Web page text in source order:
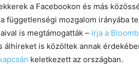
a Facebookon és más
függetlenségi mozgalom irányába
is megtámogatták – írja a
álhíreket is közöltek annak
keletkezett az országban.